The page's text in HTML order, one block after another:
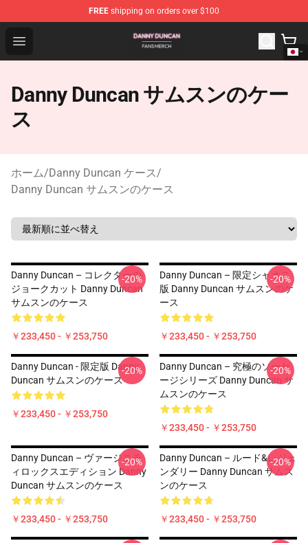
FREE shipping on orders over $100
Open menu
Danny Duncan Shop - Official Danny Duncan
Danny Duncan サムスンのケー
ス
ホーム/Danny Duncan ケース/
Danny Duncan サムスンのケース
Danny Duncan – コレクターの
ジョークカット Danny Duncan
サムスンのケース
￥233,450 - ￥253,750
-20%
Danny Duncan – 限定シャオス
版 Danny Duncan サムスンのケ
ース
￥233,450 - ￥253,750
-20%
Danny Duncan - 限定版 Danny
Duncan サムスンのケース
￥233,450 - ￥253,750
-20%
Danny Duncan – 究極のソーセ
ージシリーズ Danny Duncan サ
ムスンのケース
￥233,450 - ￥253,750
-20%
Danny Duncan – ヴァージニテ
ィロックスエディション Danny
Duncan サムスンのケース
￥233,450 - ￥253,750
-20%
Danny Duncan – ルード&レジェ
ンダリー Danny Duncan サムス
ンのケース
￥233,450 - ￥253,750
-20%